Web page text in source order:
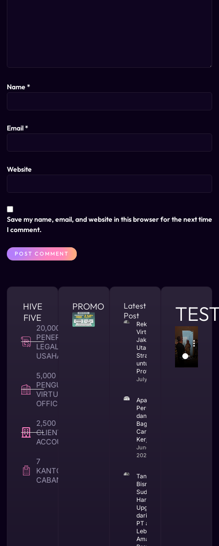
Name*
Email*
Website
Save my name, email, and website in this browser for the next time
I comment.
HIVE
FIVE
20,000 +
PENERBITAN
LEGALITAS
USAHA
5,000 +
PENGUNA
VIRTUAL
OFFICE
2,500 +
CLIENT TAX &
ACCOUNTING
7
KANTOR
CABANG
PROMO
Latest
Post
Rekomendasi
Virtual Office
Jakarta
Utara yang
Strategis
untuk Bisnis
Profesional
July 23, 2026
Apa Itu CV
Perusahaan
dan
Bagaimana
Cara
Kerjanya
June 25,
2026
Tanda
Bisnis
Sudah
Harus
Upgrade
dari CV ke
PT agar
Lebih
Aman dan